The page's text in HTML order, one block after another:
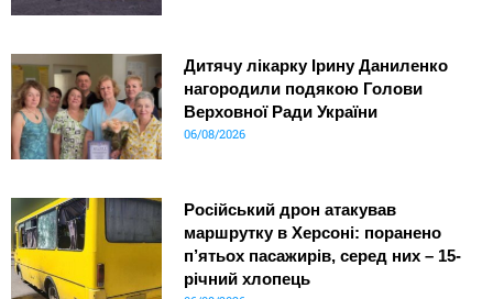
Дитячу лікарку Ірину Даниленко
нагородили подякою Голови
Верховної Ради України
06/08/2026
Російський дрон атакував
маршрутку в Херсоні: поранено
п’ятьох пасажирів, серед них – 15-
річний хлопець